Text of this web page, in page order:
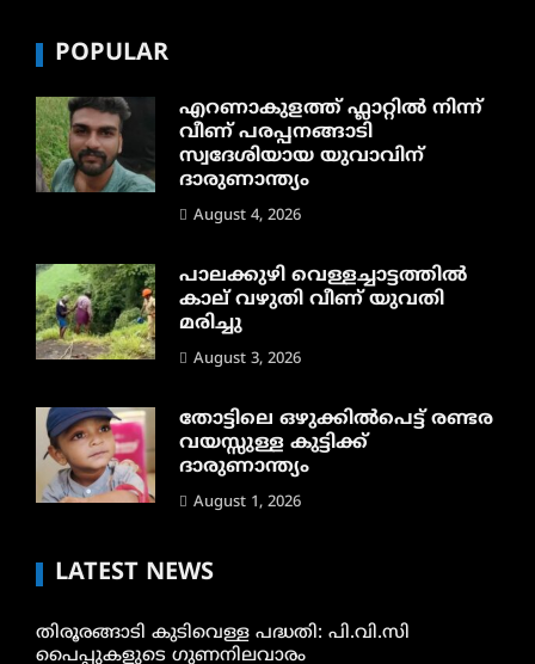
POPULAR
എറണാകുളത്ത് ഫ്ലാറ്റിൽ നിന്ന്
വീണ് പരപ്പനങ്ങാടി
സ്വദേശിയായ യുവാവിന്
ദാരുണാന്ത്യം
August 4, 2026
പാലക്കുഴി വെള്ളച്ചാട്ടത്തില്‍
കാല് വഴുതി വീണ് യുവതി
മരിച്ചു
August 3, 2026
തോട്ടിലെ ഒഴുക്കിൽപെട്ട് രണ്ടര
വയസ്സുള്ള കുട്ടിക്ക്
ദാരുണാന്ത്യം
August 1, 2026
LATEST NEWS
തിരൂരങ്ങാടി കുടിവെള്ള പദ്ധതി: പി.വി.സി
പൈപ്പുകളുടെ ഗുണനിലവാരം